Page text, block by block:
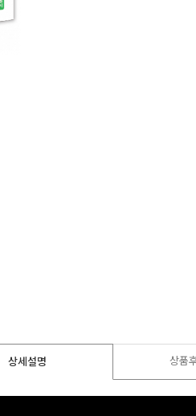
상세설명 상품